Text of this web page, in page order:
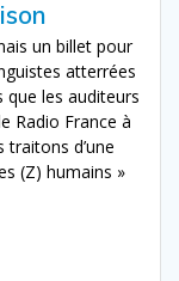
un billet pour
atterrées
les auditeurs
Radio France à
traitons d’une
(Z) humains »